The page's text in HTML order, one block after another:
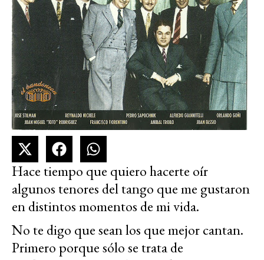
Hace tiempo que quiero hacerte oír
algunos tenores del tango que me gustaron
en distintos momentos de mi vida.
No te digo que sean los que mejor cantan.
Primero porque sólo se trata de